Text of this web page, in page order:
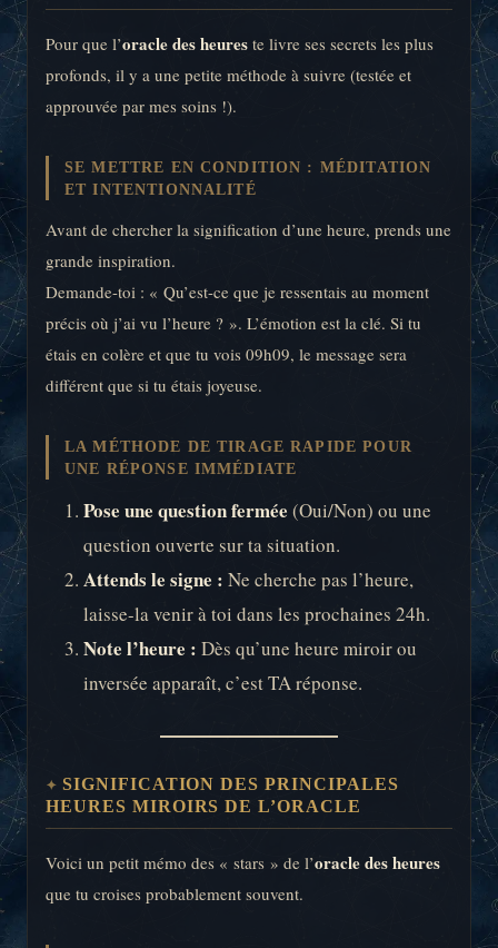
Pour que l’oracle des heures te livre ses secrets les plus
profonds, il y a une petite méthode à suivre (testée et
approuvée par mes soins !).
SE METTRE EN CONDITION : MÉDITATION
ET INTENTIONNALITÉ
Avant de chercher la signification d’une heure, prends une
grande inspiration.
Demande-toi : « Qu’est-ce que je ressentais au moment
précis où j’ai vu l’heure ? ». L’émotion est la clé. Si tu
étais en colère et que tu vois 09h09, le message sera
différent que si tu étais joyeuse.
LA MÉTHODE DE TIRAGE RAPIDE POUR
UNE RÉPONSE IMMÉDIATE
Pose une question fermée (Oui/Non) ou une
question ouverte sur ta situation.
Attends le signe : Ne cherche pas l’heure,
laisse-la venir à toi dans les prochaines 24h.
Note l’heure : Dès qu’une heure miroir ou
inversée apparaît, c’est TA réponse.
SIGNIFICATION DES PRINCIPALES
HEURES MIROIRS DE L’ORACLE
Voici un petit mémo des « stars » de l’oracle des heures
que tu croises probablement souvent.